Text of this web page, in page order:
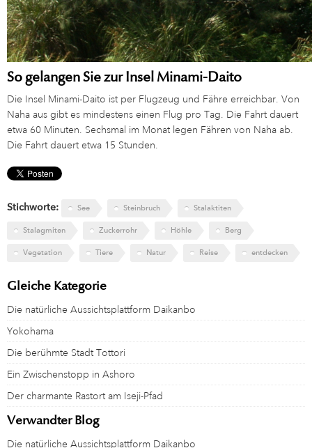
So gelangen Sie zur Insel Minami-Daito
Die Insel Minami-Daito ist per Flugzeug und Fähre erreichbar. Von
Naha aus gibt es mindestens einen Flug pro Tag. Die Fahrt dauert
etwa 60 Minuten. Sechsmal im Monat legen Fähren von Naha ab.
Die Fahrt dauert etwa 15 Stunden.
Stichworte: See Steinbruch Stalaktiten
Stalagmiten Zuckerrohr Höhle Berg
Vegetation Tiere Natur Reise entdecken
Gleiche Kategorie
Die natürliche Aussichtsplattform Daikanbo
Yokohama
Die berühmte Stadt Tottori
Ein Zwischenstopp in Ashoro
Der charmante Rastort am Iseji-Pfad
Verwandter Blog
Die natürliche Aussichtsplattform Daikanbo